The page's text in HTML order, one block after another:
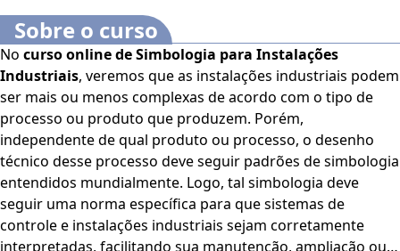
Sobre o curso
No curso online de Simbologia para Instalações
Industriais, veremos que as instalações industriais podem
ser mais ou menos complexas de acordo com o tipo de
processo ou produto que produzem. Porém,
independente de qual produto ou processo, o desenho
técnico desse processo deve seguir padrões de simbologia
entendidos mundialmente. Logo, tal simbologia deve
seguir uma norma específica para que sistemas de
controle e instalações industriais sejam corretamente
interpretadas, facilitando sua manutenção, ampliação ou